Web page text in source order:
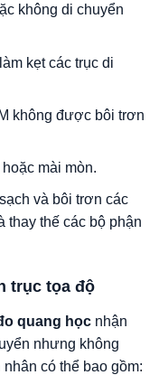
không di chuyển
kẹt các trục di
không được bôi trơn
mài mòn.
và bôi trơn các
thay thế các bộ phận
trục tọa độ
quang học nhận
nhưng không
có thể bao gồm: